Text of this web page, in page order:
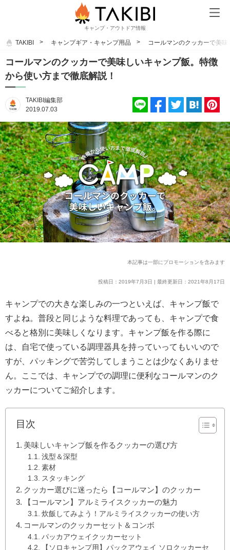
キャンプ・アウトドア情報
TAKIBI キャンプギア・キャンプ用品 コールマンのクッカーで美
コールマンのクッカーで美味しいキャンプ飯。特徴
から使い方まで徹底解説！
TAKIBI編集部
2019.07.03
本記事は一部にプロモーションを含みます
投稿日：2019年7月3日 | 最終更新日：2021年8月17日
キャンプでの大きな楽しみの一つといえば、キャンプ飯で
すよね。普段と同じような料理であっても、キャンプで食
べると格別に美味しくなります。キャンプ飯を作る際に
は、自宅で使っている調理器具を持っていってもいいので
すが、パッキングで苦労してしまうことは少なくありませ
ん。ここでは、キャンプでの調理に便利なコールマンのク
ッカーについてご紹介します。
目次
美味しいキャンプ飯を作るクッカーの選び方
浅型＆深型
素材
スタッキング
クッカー選びに迷ったら【コールマン】のクッカー
【コールマン】アルミライスクッカーの魅力
炊飯してみよう！アルミライスクッカーの使い方
コールマンのクッカーセット＆コンボ
パッカアウェイクッカーセット
【ソロキャンプ用】パックアウェイ ソロクッカーセ